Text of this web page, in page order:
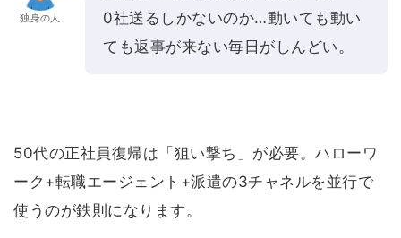
独身の人
0社送るしかないのか…動いても動い
ても返事が来ない毎日がしんどい。
50代の正社員復帰は「狙い撃ち」が必要。ハローワ
ーク+転職エージェント+派遣の3チャネルを並行で
使うのが鉄則になります。